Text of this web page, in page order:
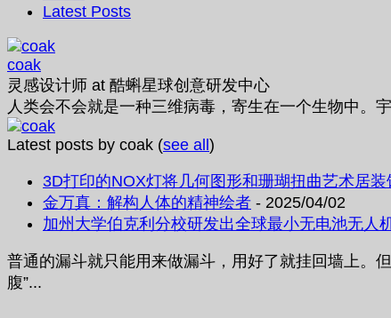
Latest Posts
coak
灵感设计师 at 酷蝌星球创意研发中心
人类会不会就是一种三维病毒，寄生在一个生物中。
Latest posts by coak (see all)
3D打印的NOX灯将几何图形和珊瑚扭曲艺术居装
金万真：解构人体的精神绘者 - 2025/04/02
加州大学伯克利分校研发出全球最小无电池无人
普通的漏斗就只能用来做漏斗，用好了就挂回墙上。
腹”...